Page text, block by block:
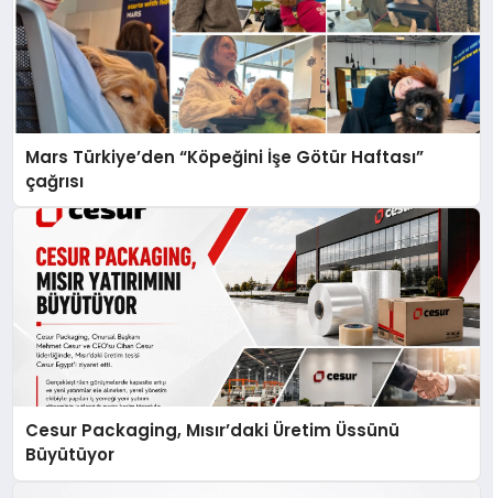
Mars Türkiye’den “Köpeğini İşe Götür Haftası”
çağrısı
Cesur Packaging, Mısır’daki Üretim Üssünü
Büyütüyor